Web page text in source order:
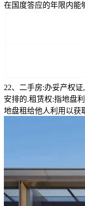
在国度答应的年限内能
22、二手房:办妥产权
安排的.租赁权:指地盘
地盘租给他人利用以获